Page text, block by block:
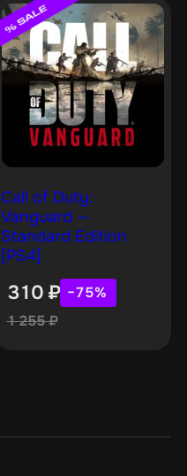
Call of Duty:
Vanguard —
Standard Edition
[PS4]
310 ₽ −75%
1 255₽